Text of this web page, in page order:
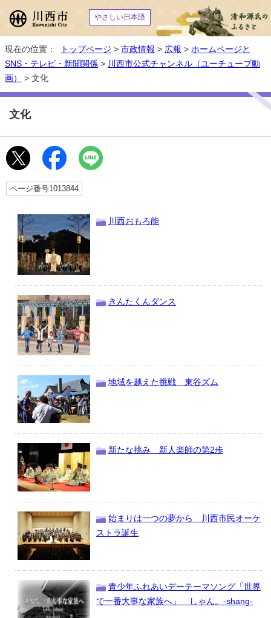
やさしい日本語
現在の位置： トップページ > 市政情報 > 広報 > ホームページと
SNS・テレビ・新聞関係 > 川西市公式チャンネル（ユーチューブ動
画）
> 文化
文化
ページ番号1013844
川西おもろ能
きんたくんダンス
地域を越えた挑戦 東谷ズム
新たな挑み 新人楽師の第2歩
始まりは一つの夢から 川西市民オーケ
ストラ誕生
青少年ふれあいデーテーマソング「世界
で一番大事な家族へ」 しゃん。-shang-